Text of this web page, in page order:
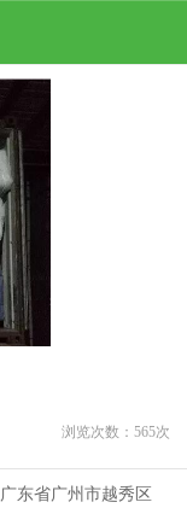
浏览次数： 565次
广东省广州市越秀区